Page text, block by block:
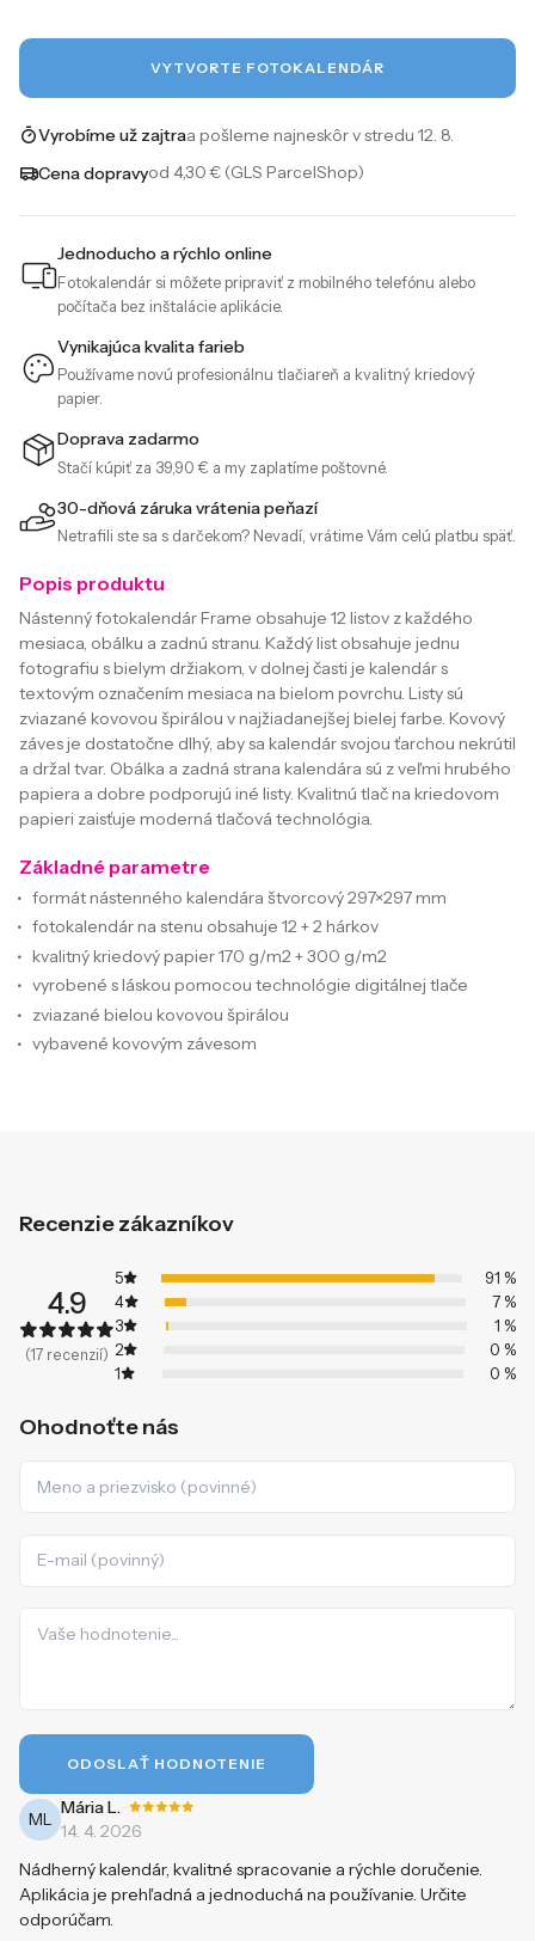
VYTVORTE FOTOKALENDÁR
Vyrobíme už zajtraa pošleme najneskôr v stredu 12. 8.
Cena dopravyod 4,30 € (GLS ParcelShop)
Jednoducho a rýchlo online
Fotokalendár si môžete pripraviť z mobilného telefónu alebo
počítača bez inštalácie aplikácie.
Vynikajúca kvalita farieb
Používame novú profesionálnu tlačiareň a kvalitný kriedový
papier.
Doprava zadarmo
Stačí kúpiť za 39,90 € a my zaplatíme poštovné.
30-dňová záruka vrátenia peňazí
Netrafili ste sa s darčekom? Nevadí, vrátime Vám celú platbu späť.
Popis produktu
Nástenný fotokalendár Frame obsahuje 12 listov z každého
mesiaca, obálku a zadnú stranu. Každý list obsahuje jednu
fotografiu s bielym držiakom, v dolnej časti je kalendár s
textovým označením mesiaca na bielom povrchu. Listy sú
zviazané kovovou špirálou v najžiadanejšej bielej farbe. Kovový
záves je dostatočne dlhý, aby sa kalendár svojou ťarchou nekrútil
a držal tvar. Obálka a zadná strana kalendára sú z veľmi hrubého
papiera a dobre podporujú iné listy. Kvalitnú tlač na kriedovom
papieri zaisťuje moderná tlačová technológia.
Základné parametre
formát nástenného kalendára štvorcový 297×297 mm
fotokalendár na stenu obsahuje 12 + 2 hárkov
kvalitný kriedový papier 170 g/m2 + 300 g/m2
vyrobené s láskou pomocou technológie digitálnej tlače
zviazané bielou kovovou špirálou
vybavené kovovým závesom
Recenzie zákazníkov
4.9
(17 recenzií)
5
91 %
4
7 %
3
1 %
2
0 %
1
0 %
Ohodnoťte nás
ODOSLAŤ HODNOTENIE
ML
Mária L.
14. 4. 2026
Nádherný kalendár, kvalitné spracovanie a rýchle doručenie.
Aplikácia je prehľadná a jednoduchá na používanie. Určite
odporúčam.